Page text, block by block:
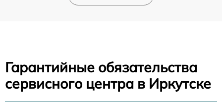
Гарантийные обязательства
сервисного центра в Иркутске